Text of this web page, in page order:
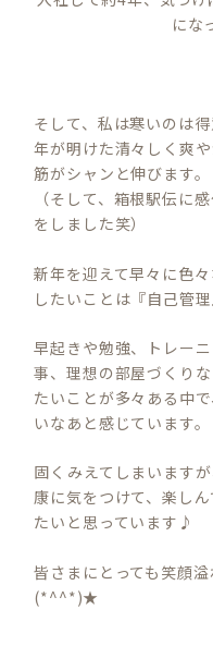
にな
そして、私は寒いのは得
年が明けた清々しく爽
筋がシャンと伸びます。
（そして、箱根駅伝に
をしました笑）
新年を迎えて早々に色
したいことは『自己管理
早起きや勉強、トレー
事、理想の部屋づくり
たいことが多々ある中
いなあと感じています。
固くみえてしまいます
康に気をつけて、楽し
たいと思っています♪
皆さまにとっても笑顔
(*^^*)★